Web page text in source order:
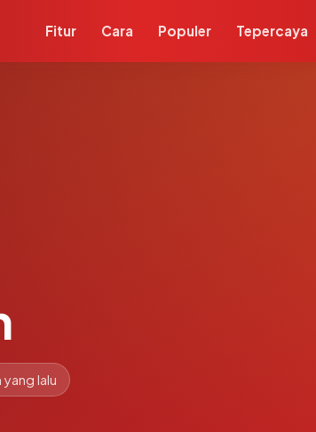
Fitur Cara Populer Tepercaya
yang lalu